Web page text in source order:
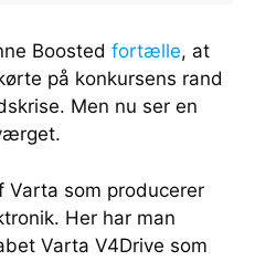
Boosted fortælle, at
på konkursens rand
Men nu ser en
som producerer
Her har man
Varta V4Drive som